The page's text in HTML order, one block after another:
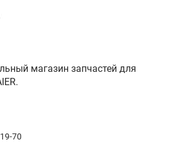
магазин запчастей для
70